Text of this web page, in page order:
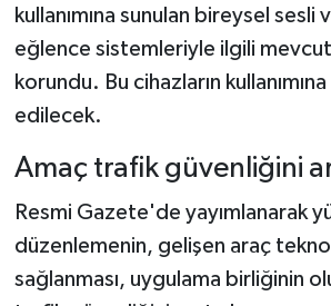
kullanımına sunulan bireysel sesli
eğlence sistemleriyle ilgili
korundu. Bu cihazların
edilecek.
Amaç trafik güvenliğini
Resmi Gazete'de yayımlanarak
düzenlemenin, gelişen araç
sağlanması, uygulama birliğinin